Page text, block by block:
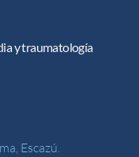
y traumatología
Escazú.